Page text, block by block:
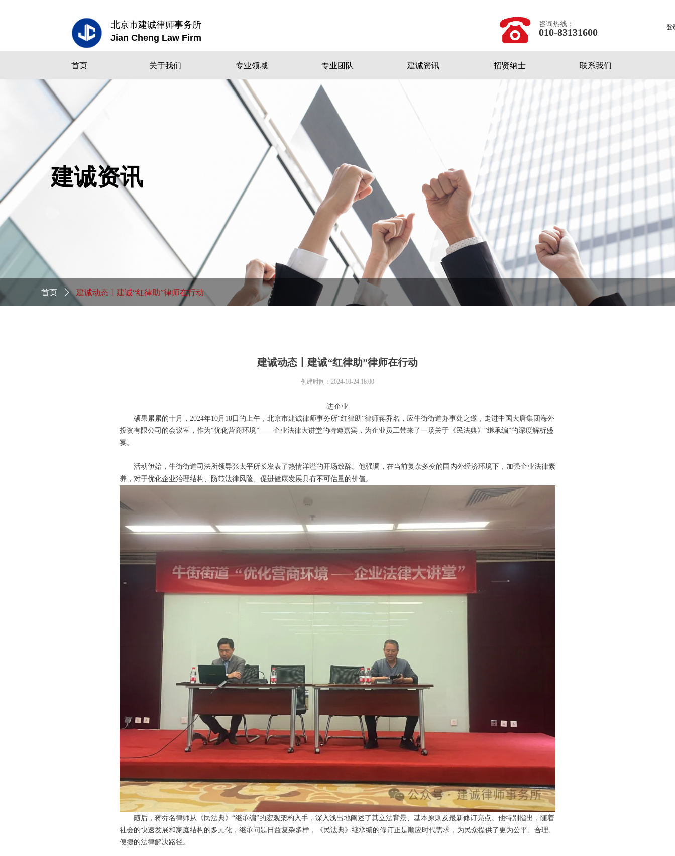
北京市建诚律师事务所
Jian Cheng Law Firm
咨询热线：
010-83131600
首页 关于我们 专业领域 专业团队 建诚资讯 招贤纳士 联系我们
登
建诚动态丨建诚“红律助”律师在行动
进企业
硕果累累的十月，2024年10月18日的上午，北京市建诚律师事务所“红律助”律师蒋乔名，应牛街街道办事处之邀，走进中国大唐集团海外
投资有限公司的会议室，作为“优化营商环境”——企业法律大讲堂的特邀嘉宾，为企业员工带来了一场关于《民法典》“继承编”的深度解析盛
宴。
活动伊始，牛街街道司法所领导张太平所长发表了热情洋溢的开场致辞。他强调，在当前复杂多变的国内外经济环境下，加强企业法律素
养，对于优化企业治理结构、防范法律风险、促进健康发展具有不可估量的价值。
随后，蒋乔名律师从《民法典》“继承编”的宏观架构入手，深入浅出地阐述了其立法背景、基本原则及最新修订亮点。他特别指出，随着
社会的快速发展和家庭结构的多元化，继承问题日益复杂多样，《民法典》继承编的修订正是顺应时代需求，为民众提供了更为公平、合理、
便捷的法律解决路径。
创建时间： 2024-10-24 18:00
建诚资讯
首页 ꄲ 建诚动态丨建诚“红律助”律师在行动